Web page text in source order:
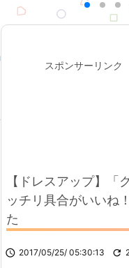
スポンサーリンク
【ドレスアップ】「
ッチリ具合がいいね
た
 2017/05/25/ 05:30:13 